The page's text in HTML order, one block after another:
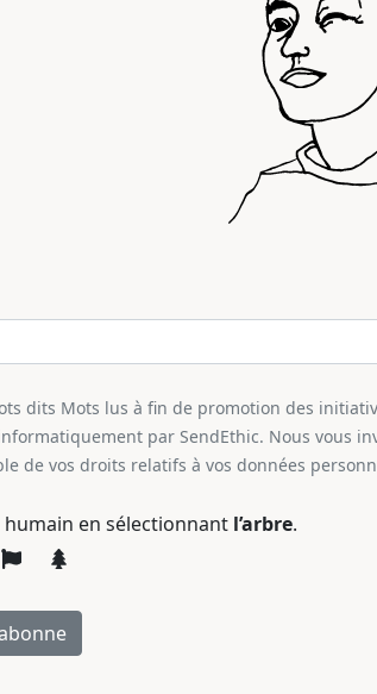
dits Mots lus à fin de promotion des
par SendEthic. Nous vous
de vos droits relatifs à vos données
en sélectionnant l’arbre.